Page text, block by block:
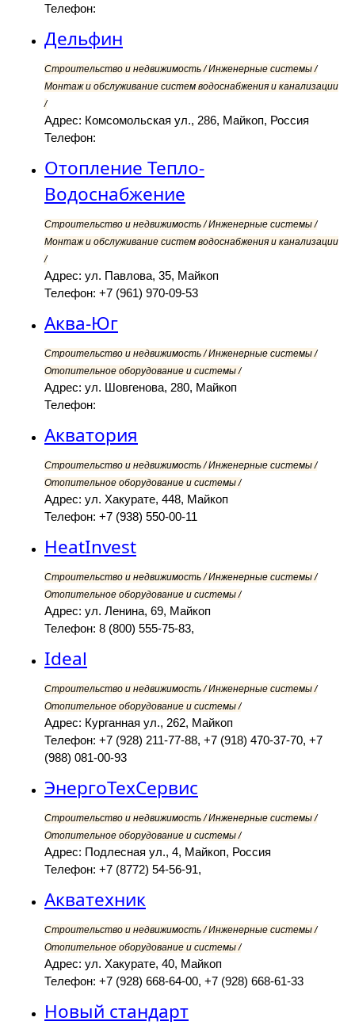
Телефон:
Дельфин
Строительство и недвижимость / Инженерные системы /
Монтаж и обслуживание систем водоснабжения и канализации
/
Адрес: Комсомольская ул., 286, Майкоп, Россия
Телефон:
Отопление Тепло-
Водоснабжение
Строительство и недвижимость / Инженерные системы /
Монтаж и обслуживание систем водоснабжения и канализации
/
Адрес: ул. Павлова, 35, Майкоп
Телефон: +7 (961) 970-09-53
Аква-Юг
Строительство и недвижимость / Инженерные системы /
Отопительное оборудование и системы /
Адрес: ул. Шовгенова, 280, Майкоп
Телефон:
Акватория
Строительство и недвижимость / Инженерные системы /
Отопительное оборудование и системы /
Адрес: ул. Хакурате, 448, Майкоп
Телефон: +7 (938) 550-00-11
HeatInvest
Строительство и недвижимость / Инженерные системы /
Отопительное оборудование и системы /
Адрес: ул. Ленина, 69, Майкоп
Телефон: 8 (800) 555-75-83,
Ideal
Строительство и недвижимость / Инженерные системы /
Отопительное оборудование и системы /
Адрес: Курганная ул., 262, Майкоп
Телефон: +7 (928) 211-77-88, +7 (918) 470-37-70, +7
(988) 081-00-93
ЭнергоТехСервис
Строительство и недвижимость / Инженерные системы /
Отопительное оборудование и системы /
Адрес: Подлесная ул., 4, Майкоп, Россия
Телефон: +7 (8772) 54-56-91,
Акватехник
Строительство и недвижимость / Инженерные системы /
Отопительное оборудование и системы /
Адрес: ул. Хакурате, 40, Майкоп
Телефон: +7 (928) 668-64-00, +7 (928) 668-61-33
Новый стандарт